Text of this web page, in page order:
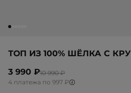
ТОП ИЗ 100% ШЁЛКА С
3 990 ₽10 990 ₽
4 платежа по 997 ₽